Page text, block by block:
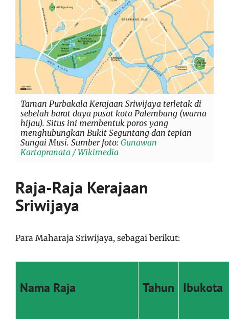
Taman Purbakala Kerajaan Sriwijaya terletak di
sebelah barat daya pusat kota Palembang (warna
hijau). Situs ini membentuk poros yang
menghubungkan Bukit Seguntang dan tepian
Sungai Musi. Sumber foto: Gunawan
Kartapranata / Wikimedia
Raja-Raja Kerajaan
Sriwijaya
Para Maharaja Sriwijaya, sebagai berikut:
Nama Raja Tahun Ibukota